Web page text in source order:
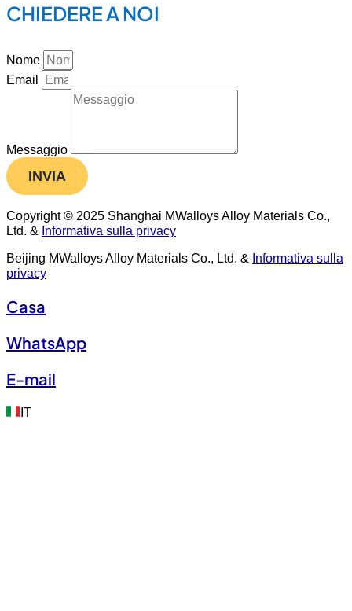
CHIEDERE A NOI
Nome
Email
Messaggio
INVIA
Copyright © 2025 Shanghai MWalloys Alloy Materials Co.,
Ltd. & Informativa sulla privacy
Beijing MWalloys Alloy Materials Co., Ltd. & Informativa sulla
privacy
Casa
WhatsApp
E-mail
IT